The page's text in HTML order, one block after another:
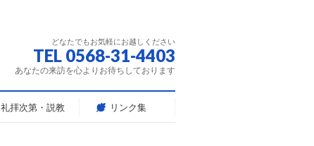
どなたでもお気軽にお越しください
TEL 0568-31-4403
あなたの来訪を心よりお待ちしております
礼拝次第・説教 リンク集